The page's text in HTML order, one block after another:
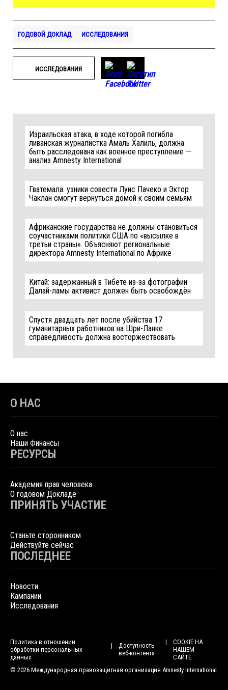
ГОДОВОЙ ДОКЛАД ИССЛЕДОВАНИЯ
ИССЛЕДОВАНИЯ
Израильская атака, в ходе которой погибла
ливанская журналистка Амаль Халиль, должна
быть расследована как военное преступление —
анализ Amnesty International
Гватемала: узники совести Луис Пачеко и Эктор
Чаклан смогут вернуться домой к своим семьям
Африканские государства не должны становиться
соучастниками политики США по «высылке в
третьи страны». Объясняют региональные
директора Amnesty International по Африке
Китай: задержанный в Тибете из-за фотографии
Далай-ламы активист должен быть освобождён
Спустя двадцать лет после убийства 17
гуманитарных работников на Шри-Ланке
справедливость должна восторжествовать
О НАС
О нас
Наши Финансы
РЕСУРСЫ
Академия прав человека
О годовом Докладе
ПРИНЯТЬ УЧАСТИЕ
Станьте сторонником
Действуйте сейчас
ПОСЛЕДНЕЕ
Новости
Кампании
Исследования
Политика в отношении
обработки персональных
данных
Доступность
веб-контента
COOKIE НА
НАШЕМ
САЙТЕ
© 2026 Международная правозащитная организация Amnesty International